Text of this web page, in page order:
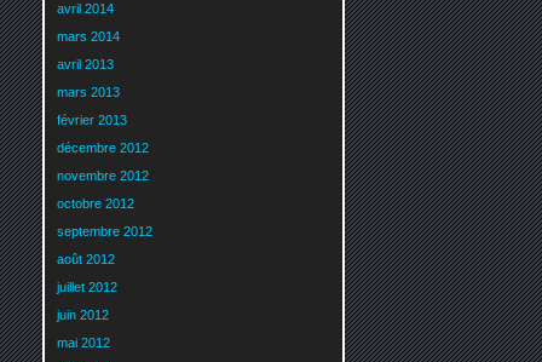
avril 2014
mars 2014
avril 2013
mars 2013
février 2013
décembre 2012
novembre 2012
octobre 2012
septembre 2012
août 2012
juillet 2012
juin 2012
mai 2012